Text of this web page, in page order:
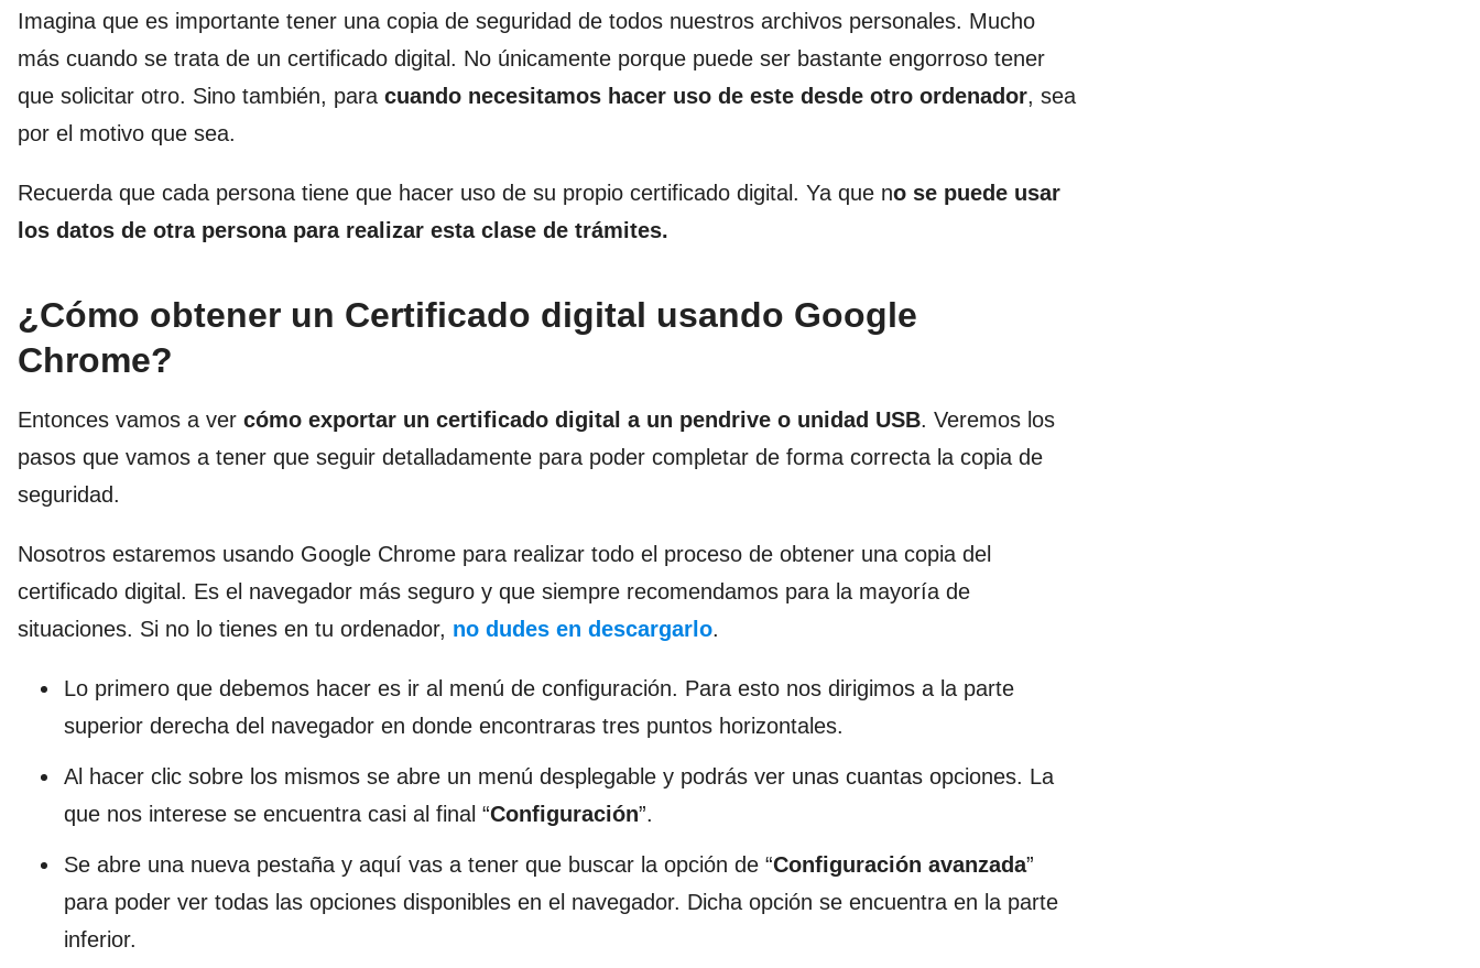
Imagina que es importante tener una copia de seguridad de todos nuestros archivos personales. Mucho
más cuando se trata de un certificado digital. No únicamente porque puede ser bastante engorroso tener
que solicitar otro. Sino también, para cuando necesitamos hacer uso de este desde otro ordenador, sea
por el motivo que sea.
Recuerda que cada persona tiene que hacer uso de su propio certificado digital. Ya que no se puede usar
los datos de otra persona para realizar esta clase de trámites.
¿Cómo obtener un Certificado digital usando Google
Chrome?
Entonces vamos a ver cómo exportar un certificado digital a un pendrive o unidad USB. Veremos los
pasos que vamos a tener que seguir detalladamente para poder completar de forma correcta la copia de
seguridad.
Nosotros estaremos usando Google Chrome para realizar todo el proceso de obtener una copia del
certificado digital. Es el navegador más seguro y que siempre recomendamos para la mayoría de
situaciones. Si no lo tienes en tu ordenador, no dudes en descargarlo.
Lo primero que debemos hacer es ir al menú de configuración. Para esto nos dirigimos a la parte
superior derecha del navegador en donde encontraras tres puntos horizontales.
Al hacer clic sobre los mismos se abre un menú desplegable y podrás ver unas cuantas opciones. La
que nos interese se encuentra casi al final “Configuración”.
Se abre una nueva pestaña y aquí vas a tener que buscar la opción de “Configuración avanzada”
para poder ver todas las opciones disponibles en el navegador. Dicha opción se encuentra en la parte
inferior.